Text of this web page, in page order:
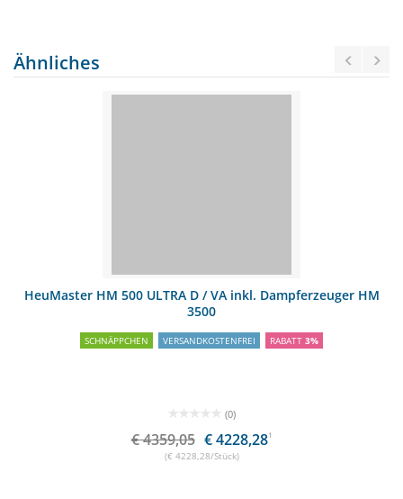
Ähnliches
HeuMaster HM 500 ULTRA D / VA inkl. Dampferzeuger HM
3500
SCHNÄPPCHEN VERSANDKOSTENFREI RABATT 3%
(0)
€ 4359,05 € 4228,281
(€ 4228,28/Stück)